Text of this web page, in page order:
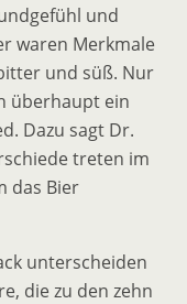
und
waren Merkmale
und süß. Nur
überhaupt ein
Dazu sagt Dr.
treten im
das Bier
unterscheiden
die zu den zehn